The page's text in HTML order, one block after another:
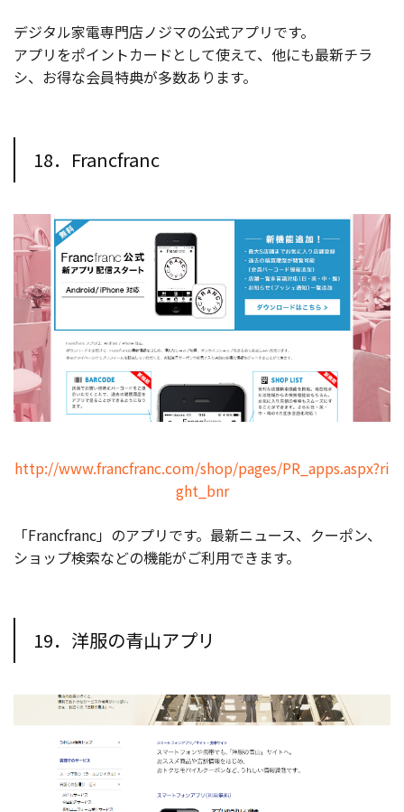
デジタル家電専門店ノジマの公式アプリです。
アプリをポイントカードとして使えて、他にも最新チラ
シ、お得な会員特典が多数あります。
18．Francfranc
http://www.francfranc.com/shop/pages/PR_apps.aspx?ri
ght_bnr
「Francfranc」のアプリです。最新ニュース、クーポン、
ショップ検索などの機能がご利用できます。
19．洋服の青山アプリ